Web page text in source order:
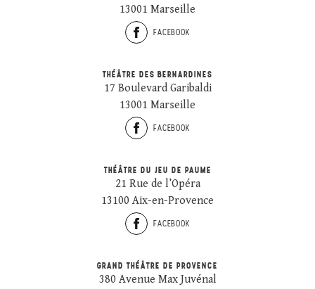
13001 Marseille
FACEBOOK
THÉÂTRE DES BERNARDINES
17 Boulevard Garibaldi
13001 Marseille
FACEBOOK
THÉÂTRE DU JEU DE PAUME
21 Rue de l’Opéra
13100 Aix-en-Provence
FACEBOOK
GRAND THÉÂTRE DE PROVENCE
380 Avenue Max Juvénal